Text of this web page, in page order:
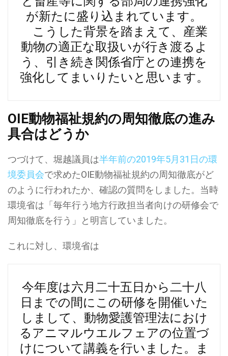
が新たに盛り込まれています。
こうした背景を踏まえて、産業
動物の適正な取扱いが行き渡るよ
う、引き続き関係省庁との連携を
強化してまいりたいと思います。
OIE動物福祉規約の周知徹底の進み
具合はどうか
つづけて、堀越議員は半年前の2019年5月31日の環
境委員会で求めたOIE動物福祉規約の周知徹底がど
のように行われたか、確認の質問をしました。当時
環境省は「毎年行う地方行政担当者向けの研修会で
周知徹底を行う」と明言していました。
これに対し、環境省は
今年度は六月二十五日から二十八
日までの間にこの研修を開催いた
しまして、動物愛護管理法におけ
るアニマルウエルフェアの位置づ
けについて講義を行いました。ま